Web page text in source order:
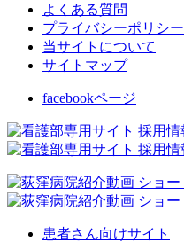
よくある質問
プライバシーポリシー
当サイトについて
サイトマップ
facebookページ
患者さん向けサイト